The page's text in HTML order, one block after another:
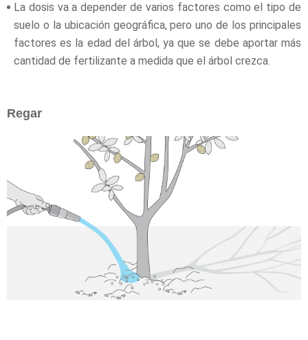
La dosis va a depender de varios factores como el tipo de
suelo o la ubicación geográfica, pero uno de los principales
factores es la edad del árbol, ya que se debe aportar más
cantidad de fertilizante a medida que el árbol crezca.
Regar